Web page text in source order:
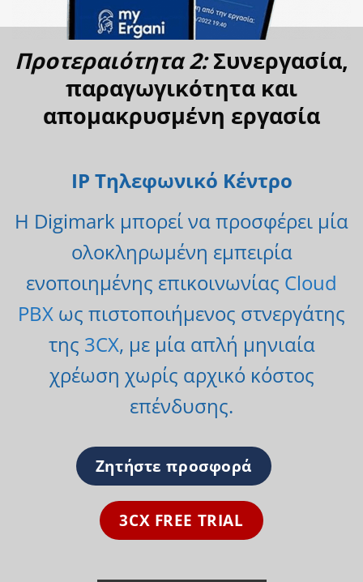
Προτεραιότητα 2:Συνεργασία,
παραγωγικότητα και
απομακρυσμένη εργασία
IP Τηλεφωνικό Κέντρο
Η Digimark μπορεί να προσφέρει μία
ολοκληρωμένη εμπειρία
ενοποιημένης επικοινωνίας Cloud
PBX ως πιστοποιήμενος στνεργάτης
της 3CX, με μία απλή μηνιαία
χρέωση χωρίς αρχικό κόστος
επένδυσης.
Ζητήστε προσφορά
3CX FREE TRIAL